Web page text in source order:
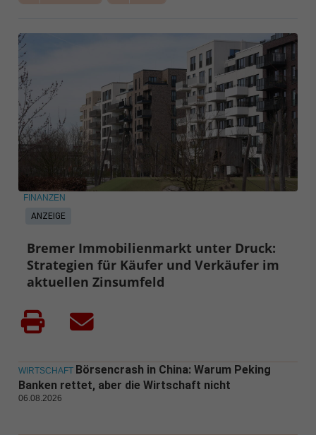
ANZEIGE
FINANZEN
Bremer Immobilienmarkt unter Druck:
Strategien für Käufer und Verkäufer im
aktuellen Zinsumfeld
WIRTSCHAFT Börsencrash in China: Warum Peking
Banken rettet, aber die Wirtschaft nicht
06.08.2026